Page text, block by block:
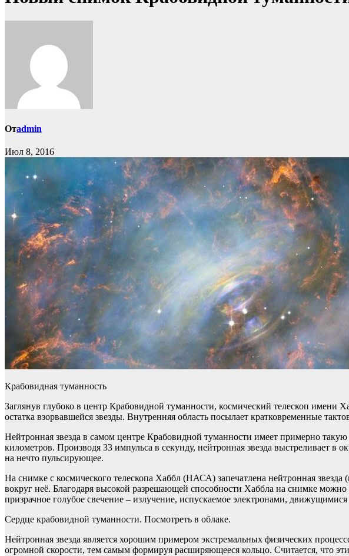
Отadmin
Июл 8, 2016
Крабовидная туманность
Заглянув глубоко в центр Крабовидной туманности, космический телескоп имени
остатка взорвавшейся звезды. Внутренняя область посылает кратковременные
Нейтронная звезда в самом центре Крабовидной туманности имеет примерно
километров. Производя 33 импульса в секунду, нейтронная звезда выстреливает
на нечто пульсирующее.
На снимке с космического телескопа Хаббл (НАСА) запечатлена нейтронная
вокруг неё. Благодаря высокой разрешающей способности Хаббла на снимке
призрачное голубое свечение – излучение, испускаемое электронами,
Сердце крабовидной туманности. Посмотреть в облаке.
Нейтронная звезда является хорошим примером экстремальных физических
огромной скорости, тем самым формируя расширяющееся кольцо. Считается, что